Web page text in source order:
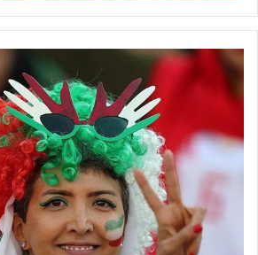
💻منبع:فوتبال360 📸عکس:الهه فلاح بلندطبع
◾️با فوتبالز همراه شوید◾️فوتبالز را در اینستاگرام
footballs.women@
برچسب ها افسانه چترنور خاتون بم زهرا قنبری
ملوان انزلی